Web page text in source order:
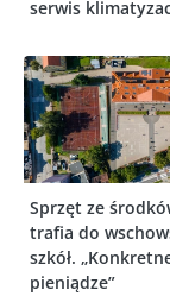
serwis
Sprzęt ze
trafia do
szkół.
pieniądze”